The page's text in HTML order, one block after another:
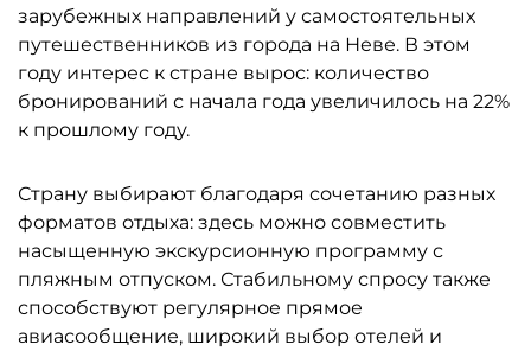
зарубежных направлений у самостоятельных
путешественников из города на Неве. В этом
году интерес к стране вырос: количество
бронирований с начала года увеличилось на 22%
к прошлому году.
Страну выбирают благодаря сочетанию разных
форматов отдыха: здесь можно совместить
насыщенную экскурсионную программу с
пляжным отпуском. Стабильному спросу также
способствуют регулярное прямое
авиасообщение, широкий выбор отелей и